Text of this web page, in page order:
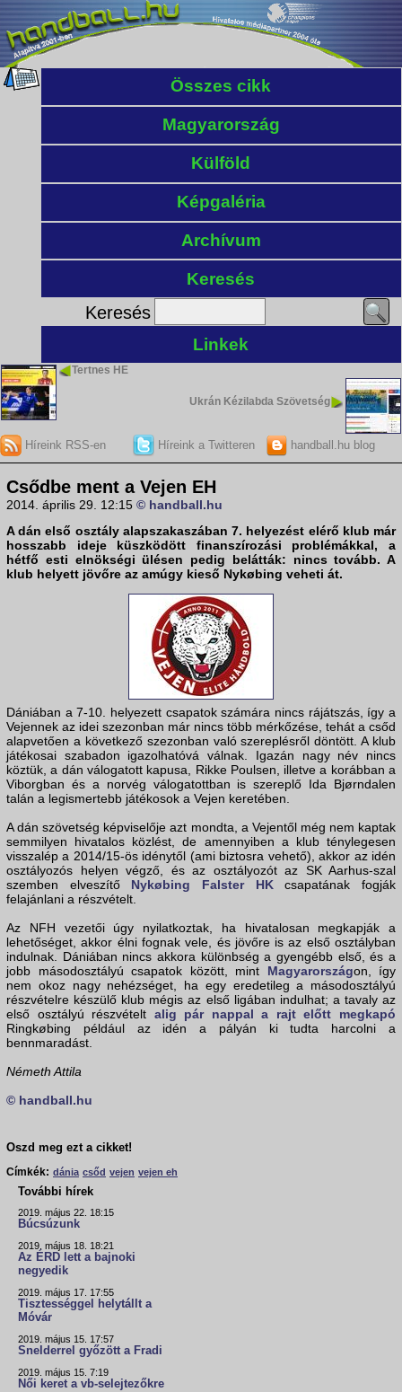
Összes cikk
Magyarország
Külföld
Képgaléria
Archívum
Keresés
Keresés
Linkek
Tertnes HE
Ukrán Kézilabda Szövetség
Híreink RSS-en Híreink a Twitteren handball.hu blog
Csődbe ment a Vejen EH
2014. április 29. 12:15 © handball.hu
A dán első osztály alapszakaszában 7. helyezést elérő klub már
hosszabb ideje küszködött finanszírozási problémákkal, a
hétfő esti elnökségi ülésen pedig belátták: nincs tovább. A
klub helyett jövőre az amúgy kieső Nykøbing veheti át.
Dániában a 7-10. helyezett csapatok számára nincs rájátszás, így a
Vejennek az idei szezonban már nincs több mérkőzése, tehát a csőd
alapvetően a következő szezonban való szereplésről döntött. A klub
játékosai szabadon igazolhatóvá válnak. Igazán nagy név nincs
köztük, a dán válogatott kapusa, Rikke Poulsen, illetve a korábban a
Viborgban és a norvég válogatottban is szereplő Ida Bjørndalen
talán a legismertebb játékosok a Vejen keretében.
A dán szövetség képviselője azt mondta, a Vejentől még nem kaptak
semmilyen hivatalos közlést, de amennyiben a klub ténylegesen
visszalép a 2014/15-ös idénytől (ami biztosra vehető), akkor az idén
osztályozós helyen végző, és az osztályozót az SK Aarhus-szal
szemben elveszítő Nykøbing Falster HKcsapatának fogják
felajánlani a részvételt.
Az NFH vezetői úgy nyilatkoztak, ha hivatalosan megkapják a
lehetőséget, akkor élni fognak vele, és jövőre is az első osztályban
indulnak. Dániában nincs akkora különbség a gyengébb első, és a
jobb másodosztályú csapatok között, mint Magyarországon, így
nem okoz nagy nehézséget, ha egy eredetileg a másodosztályú
részvételre készülő klub mégis az első ligában indulhat; a tavaly az
első osztályú részvételt alig pár nappal a rajt előtt megkapó
Ringkøbing például az idén a pályán ki tudta harcolni a
bennmaradást.
Németh Attila
© handball.hu
Oszd meg ezt a cikket!
Címkék: dánia csőd vejen vejen eh
További hírek
2019. május 22. 18:15
Búcsúzunk
2019. május 18. 18:21
Az ÉRD lett a bajnoki
negyedik
2019. május 17. 17:55
Tisztességgel helytállt a
Móvár
2019. május 15. 17:57
Snelderrel győzött a Fradi
2019. május 15. 7:19
Női keret a vb-selejtezőkre